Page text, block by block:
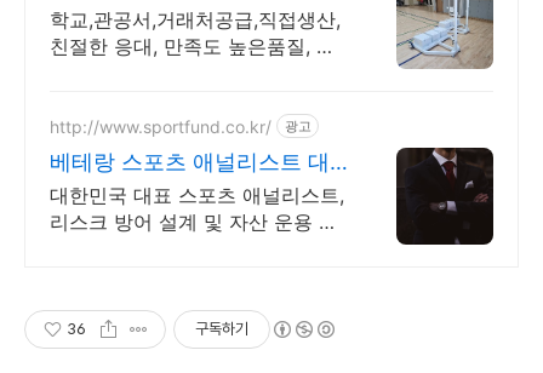
학교,관공서,거래처공급,직접생산,
친절한 응대, 만족도 높은품질, 안
http://www.sportfund.co.kr/ 광고
베테랑 스포츠 애널리스트 대
한민국 1순위 전력 분석가
대한민국 대표 스포츠 애널리스트,
리스크 방어 설계 및 자산 운용 전
36 구독하기